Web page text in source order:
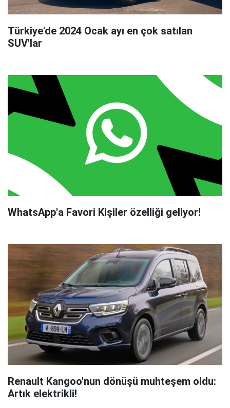
Türkiye'de 2024 Ocak ayı en çok satılan
SUV'lar
WhatsApp'a Favori Kişiler özelliği geliyor!
Renault Kangoo'nun dönüşü muhteşem oldu:
Artık elektrikli!